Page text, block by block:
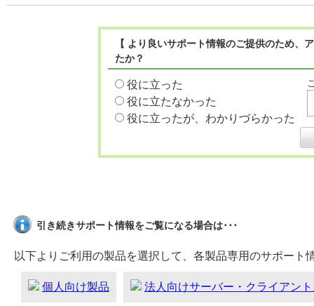
【 より良いサポート情報のご提供のため
たか？
役に立った
役に立たなかった
役に立ったが、わかりづらかった
引き続きサポート情報をご覧になる場合は･･･
以下よりご利用の製品を選択して、各製品専用のサポート
個人向け製品 法人向けサーバー・クライアン